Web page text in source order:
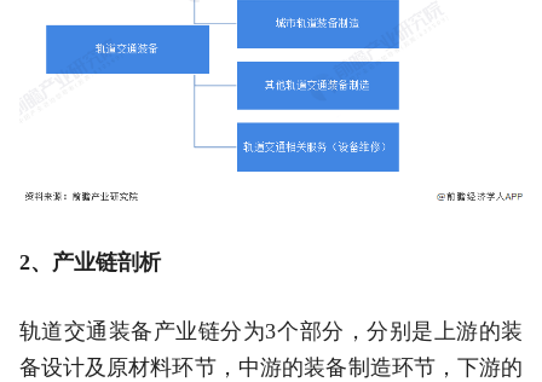
2、产业链剖析
轨道交通装备产业链分为3个部分，分别是上游的装
备设计及原材料环节，中游的装备制造环节，下游的